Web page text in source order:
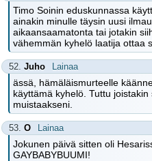
Timo Soinin eduskunnassa
ainakin minulle täysin uusi
aikaansaamatonta tai jotakin
vähemmän kyhelö laatija ottaa
52. Juho Lainaa
ässä, hämäläismurteelle
käyttämä kyhelö. Tuttu joistakin
muistaakseni.
53. O Lainaa
Jokunen päivä sitten oli
GAYBABYBUUMI!